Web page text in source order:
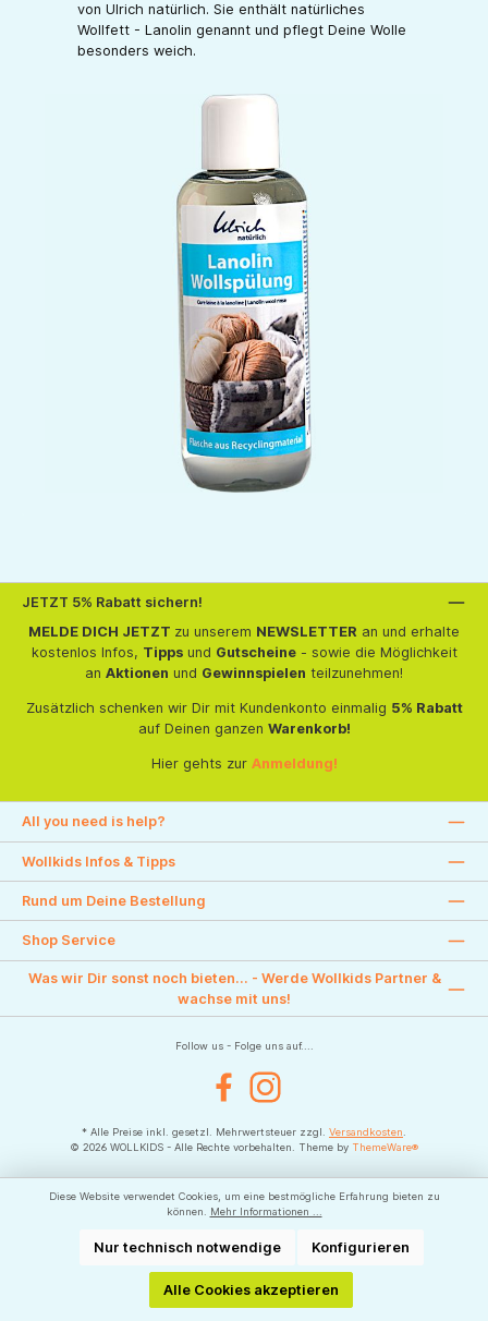
von Ulrich natürlich. Sie enthält natürliches
Wollfett - Lanolin genannt und pflegt Deine Wolle
besonders weich.
JETZT 5% Rabatt sichern!
MELDE DICH JETZT zu unserem NEWSLETTER an und erhalte
kostenlos Infos, Tippsund Gutscheine- sowie die Möglichkeit
an Aktionen und Gewinnspielen teilzunehmen!
Zusätzlich schenken wir Dir mit Kundenkonto einmalig 5% Rabatt
auf Deinen ganzen Warenkorb!
Hier gehts zur Anmeldung!
All you need is help?
Wollkids Infos & Tipps
Rund um Deine Bestellung
Shop Service
Was wir Dir sonst noch bieten... - Werde Wollkids Partner &
wachse mit uns!
Follow us - Folge uns auf....
FacebookInstagram
* Alle Preise inkl. gesetzl. Mehrwertsteuer zzgl. Versandkosten
© 2026 WOLLKIDS - Alle Rechte vorbehalten. Theme by ThemeWare®
Diese Website verwendet Cookies, um eine bestmögliche Erfahrung bieten zu
können.
Mehr Informationen ...
Nur technisch notwendige Konfigurieren
Alle Cookies akzeptieren